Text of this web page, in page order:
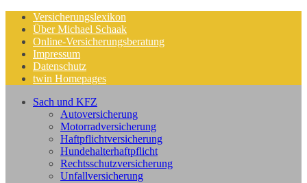
Versicherungslexikon
Über Michael Schaak
Online-Versicherungsberatung
Impressum
Datenschutz
twin Homepages
Sach und KFZ
Autoversicherung
Motorradversicherung
Haftpflichtversicherung
Hundehalterhaftpflicht
Rechtsschutzversicherung
Unfallversicherung